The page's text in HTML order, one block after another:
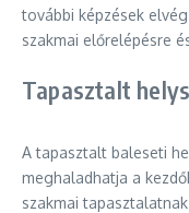
további képzések
szakmai előrelépésre
Tapasztalt
A tapasztalt baleseti
meghaladhatja a
szakmai